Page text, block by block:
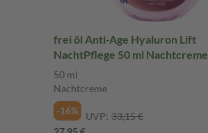
frei öl Anti-Age Hyaluron Lift
NachtPflege 50 ml Nachtcreme
50 ml
Nachtcreme
-16%
UVP: 33,15 €